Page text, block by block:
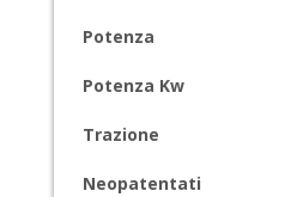
Potenza
Potenza Kw
Trazione
Neopatentati